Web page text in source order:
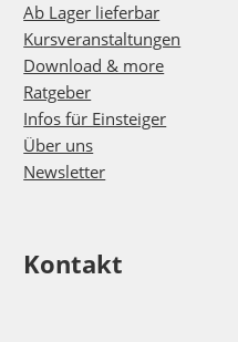
Ab Lager lieferbar
Kursveranstaltungen
Download & more
Ratgeber
Infos für Einsteiger
Über uns
Newsletter
Kontakt